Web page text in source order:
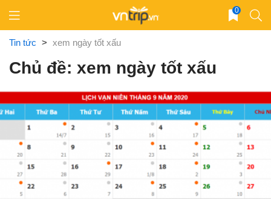
content
0
Tin tức > xem ngày tốt xấu
Chủ đề: xem ngày tốt xấu